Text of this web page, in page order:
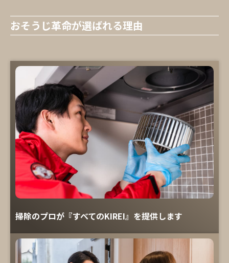
おそうじ革命が選ばれる理由
掃除のプロが『すべてのKIREI』を提供します